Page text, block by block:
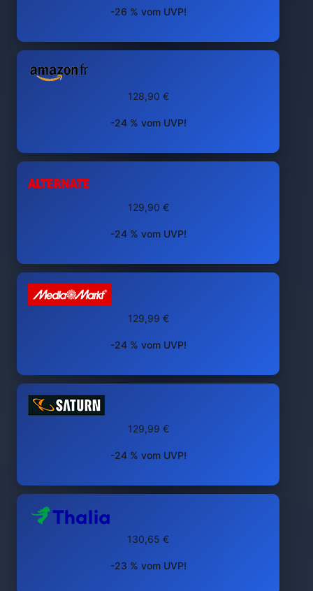
-26 % vom UVP!
128,90 €
-24 % vom UVP!
129,90 €
-24 % vom UVP!
129,99 €
-24 % vom UVP!
129,99 €
-24 % vom UVP!
130,65 €
-23 % vom UVP!